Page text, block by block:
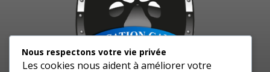
Nous respectons votre vie privée
Les cookies nous aident à améliorer votre